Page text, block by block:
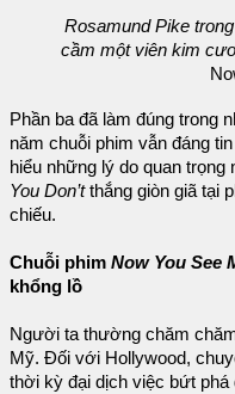
Rosamund Pike
cầm một viên kim
Phần ba đã làm đúng trong
năm chuỗi phim vẫn đáng
hiểu những lý do quan trọng
You Don’tthắng giòn giã tại
chiếu.
Chuỗi phim Now You See
khổng lồ
Người ta thường chăm
Mỹ. Đối với Hollywood,
thời kỳ đại dịch việc bứt phá